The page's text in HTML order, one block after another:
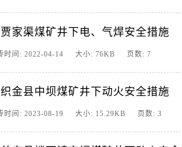
现问题处理结果煤矿井下远方漏电试验安全措施杨玉涛根
贾家渠煤矿井下电、气焊安全措施
时间: 2022-04-14 大小: 76KB 页数: 7
织金县中坝煤矿井下动火安全措施
时间: 2023-08-19 大小: 15.29KB 页数: 3